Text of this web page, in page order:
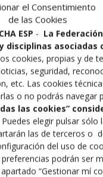
el Consentimiento
de las Cookies
ESP - La
disciplinas
cookies, propias y de
seguridad,
etc. Las cookies
o no podrás navegar
las cookies”
Puedes elegir pulsar sólo
las de terceros o
del uso de
preferencias podrán ser
“Gestionar mí
se celebrará en
Luchas Olímpicas de
de tercera a
participarán en este
Andalucía, Marcos
Murcia, después de
en el curso
del Gran Premio de
mucha suerte a